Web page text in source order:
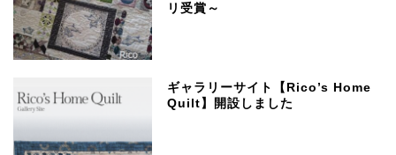
リ受賞～
ギャラリーサイト【Rico’s Home
Quilt】開設しました